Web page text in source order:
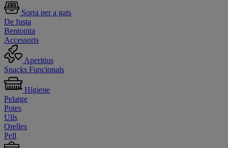
Sorra per a gats
De fusta
Bentonita
Accessoris
Aperitius
Snacks Funcionals
Higiene
Pelatge
Potes
Ulls
Orelles
Pell